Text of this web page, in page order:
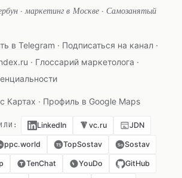
· маркетинг в Москве · Самозанятый
в Telegram · Подписаться на канал ·
· Глоссарий маркетолога ·
Картах · Профиль в Google Maps
LinkedIn vc.ru JDN
ppc.world TS TopSostav So Sostav
TenChat YouDo GitHub